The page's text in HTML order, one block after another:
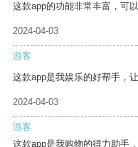
这款app的功能非常丰富，可
2024-04-03
游客
这款app是我娱乐的好帮手，
2024-04-03
游客
这款app是我购物的得力助手